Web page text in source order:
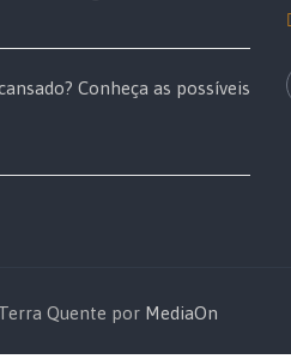
Conheça as possíveis
Quente por MediaOn